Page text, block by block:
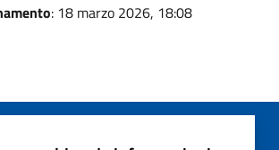
: 18 marzo 2026, 18:08